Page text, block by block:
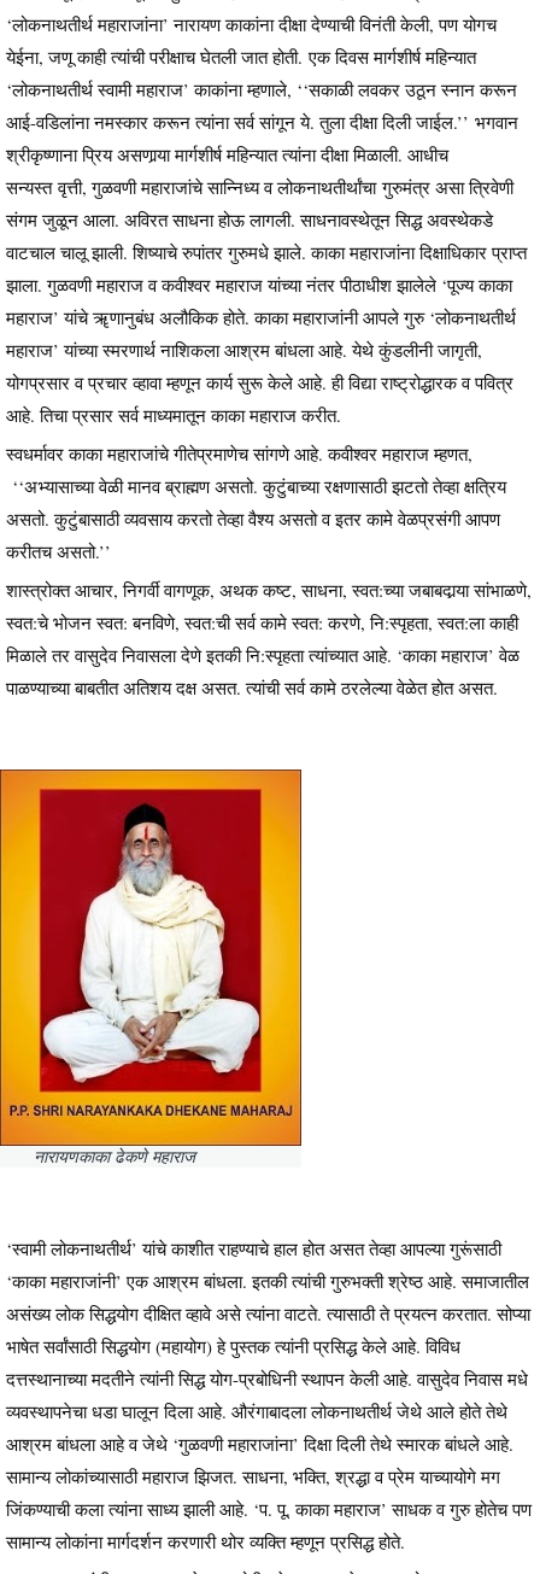
‘लोकनाथतीर्थ महाराजांना’ नारायण काकांना दीक्षा देण्याची विनंती केली, पण योगच
येईना, जणू काही त्यांची परीक्षाच घेतली जात होती. एक दिवस मार्गशीर्ष महिन्यात
‘लोकनाथतीर्थ स्वामी महाराज’ काकांना म्हणाले, ‘‘सकाळी लवकर उठून स्नान करून
आई-वडिलांना नमस्कार करून त्यांना सर्व सांगून ये. तुला दीक्षा दिली जाईल.’’ भगवान
श्रीकृष्णाना प्रिय असणार्‍या मार्गशीर्ष महिन्यात त्यांना दीक्षा मिळाली. आधीच
सन्यस्त वृत्ती, गुळवणी महाराजांचे सान्निध्य व लोकनाथतीर्थांचा गुरुमंत्र असा त्रिवेणी
संगम जुळून आला. अविरत साधना होऊ लागली. साधनावस्थेतून सिद्ध अवस्थेकडे
वाटचाल चालू झाली. शिष्याचे रुपांतर गुरुमधे झाले. काका महाराजांना दिक्षाधिकार प्राप्त
झाला. गुळवणी महाराज व कवीश्वर महाराज यांच्या नंतर पीठाधीश झालेले ‘पूज्य काका
महाराज’ यांचे ॠणानुबंध अलौकिक होते. काका महाराजांनी आपले गुरु ‘लोकनाथतीर्थ
महाराज’ यांच्या स्मरणार्थ नाशिकला आश्रम बांधला आहे. येथे कुंडलीनी जागृती,
योगप्रसार व प्रचार व्हावा म्हणून कार्य सुरू केले आहे. ही विद्या राष्ट्रोद्धारक व पवित्र
आहे. तिचा प्रसार सर्व माध्यमातून काका महाराज करीत.
स्वधर्मावर काका महाराजांचे गीतेप्रमाणेच सांगणे आहे. कवीश्वर महाराज म्हणत,
‘‘अभ्यासाच्या वेळी मानव ब्राह्मण असतो. कुटुंबाच्या रक्षणासाठी झटतो तेव्हा क्षत्रिय
असतो. कुटुंबासाठी व्यवसाय करतो तेव्हा वैश्य असतो व इतर कामे वेळप्रसंगी आपण
करीतच असतो.’’
शास्त्रोक्त आचार, निगर्वी वागणूक, अथक कष्ट, साधना, स्वत:च्या जबाबदार्‍या सांभाळणे,
स्वत:चे भोजन स्वत: बनविणे, स्वत:ची सर्व कामे स्वत: करणे, नि:स्पृहता, स्वत:ला काही
मिळाले तर वासुदेव निवासला देणे इतकी नि:स्पृहता त्यांच्यात आहे. ‘काका महाराज’ वेळ
पाळण्याच्या बाबतीत अतिशय दक्ष असत. त्यांची सर्व कामे ठरलेल्या वेळेत होत असत.
नारायणकाका ढेकणे महाराज
‘स्वामी लोकनाथतीर्थ’ यांचे काशीत राहण्याचे हाल होत असत तेव्हा आपल्या गुरूंसाठी
‘काका महाराजांनी’ एक आश्रम बांधला. इतकी त्यांची गुरुभक्ती श्रेष्ठ आहे. समाजातील
असंख्य लोक सिद्धयोग दीक्षित व्हावे असे त्यांना वाटते. त्यासाठी ते प्रयत्न करतात. सोप्या
भाषेत सर्वांसाठी सिद्धयोग (महायोग) हे पुस्तक त्यांनी प्रसिद्ध केले आहे. विविध
दत्तस्थानाच्या मदतीने त्यांनी सिद्ध योग-प्रबोधिनी स्थापन केली आहे. वासुदेव निवास मधे
व्यवस्थापनेचा धडा घालून दिला आहे. औरंगाबादला लोकनाथतीर्थ जेथे आले होते तेथे
आश्रम बांधला आहे व जेथे ‘गुळवणी महाराजांना’ दिक्षा दिली तेथे स्मारक बांधले आहे.
सामान्य लोकांच्यासाठी महाराज झिजत. साधना, भक्ति, श्रद्धा व प्रेम याच्यायोगे मग
जिंकण्याची कला त्यांना साध्य झाली आहे. ‘प. पू. काका महाराज’ साधक व गुरु होतेच पण
सामान्य लोकांना मार्गदर्शन करणारी थोर व्यक्ति म्हणून प्रसिद्ध होते.